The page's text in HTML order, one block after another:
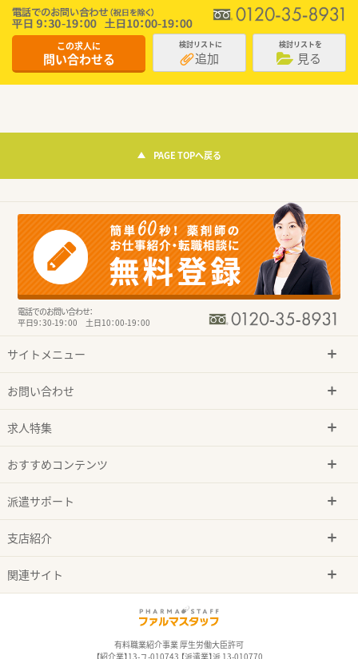
この求人に
問い合わせる
検討リストに
追加
検討リストを
見る
PAGE TOPへ戻る
電話でのお問い合わせ：
平日9：30-19：00 土日10：00-19：00
サイトメニュー
お問い合わせ
求人特集
おすすめコンテンツ
派遣サポート
支店紹介
関連サイト
有料職業紹介事業 厚生労働大臣許可
【紹介業】13-ユ-010743 【派遣業】派 13-010770